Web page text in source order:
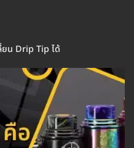
ยน Drip Tip ได้